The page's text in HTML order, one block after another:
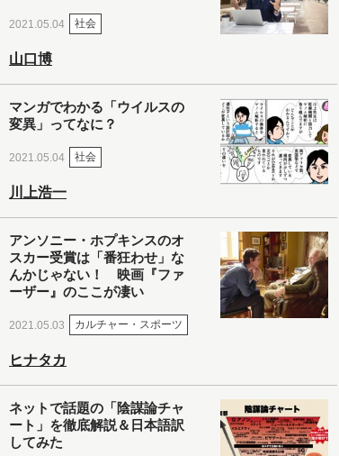
2021.05.04 社会
山口博
マンガでわかる「ウイルスの
変異」ってなに？
2021.05.04 社会
川上浩一
アンソニー・ホプキンスのオ
スカー受賞は「番狂わせ」な
んかじゃない！ 映画『ファ
ーザー』のここが凄い
2021.05.03 カルチャー・スポーツ
ヒナタカ
ネットで話題の「陰謀論チャ
ート」を徹底解説＆日本語訳
してみた